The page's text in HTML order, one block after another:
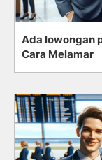
Ada lowongan
Cara Melamar